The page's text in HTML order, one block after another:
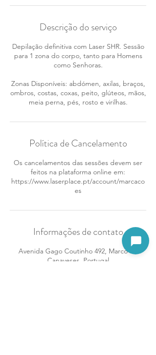
Descrição do serviço
Depilação definitiva com Laser SHR. Sessão
para 1 zona do corpo, tanto para Homens
como Senhoras.
Zonas Disponíveis: abdómen, axilas, braços,
ombros, costas, coxas, peito, glúteos, mãos,
meia perna, pés, rosto e virilhas.
Política de Cancelamento
Os cancelamentos das sessões devem ser
feitos na plataforma online em:
https://www.laserplace.pt/account/marcaco
es
Informações de contato
Avenida Gago Coutinho 492, Marco de
Canaveses, Portugal
Abrir